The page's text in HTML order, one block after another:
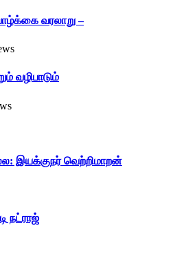
வரலாறு –
வழிபாடும்
இயக்குநர் வெற்றிமாறன்
நட்ராஜ்